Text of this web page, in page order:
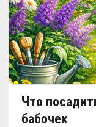
Что
бабочек